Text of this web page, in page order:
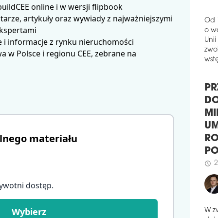
materiału
dostęp.
Wybierz
online i w wersji flipbook
artykuły oraz wywiady z najważniejszymi
i informacje z rynku nieruchomości
w Polsce i regionu CEE, zebrane na
schedule
schedule
Od
o
schedule